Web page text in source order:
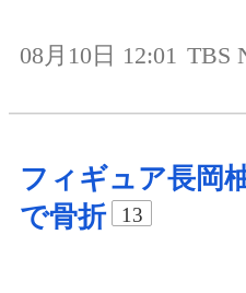
08月10日 12:01 TBS
フィギュア長岡
で骨折
13